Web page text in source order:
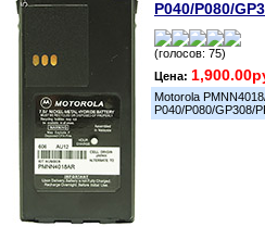
P040/P080/
(голосов: 75)
Цена:
Motorola
P040/P080/GP308/